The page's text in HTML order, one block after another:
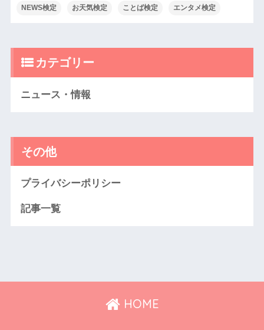
NEWS検定 お天気検定 ことば検定 エンタメ検定
カテゴリー
ニュース・情報
その他
プライバシーポリシー
記事一覧
HOME